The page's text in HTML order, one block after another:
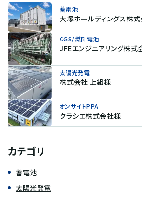
蓄電池
大塚ホールディングス株
CGS/燃料電池
JFEエンジニアリング株式
太陽光発電
株式会社 上組様
オンサイトPPA
クラシエ株式会社様
カテゴリ
蓄電池
太陽光発電